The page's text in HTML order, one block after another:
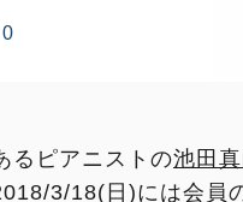
るピアニストの池田
3/18(日)には会員